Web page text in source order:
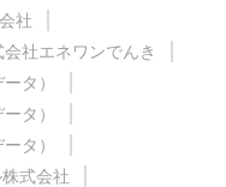
社
会社エネワンでんき
タ）
タ）
タ）
式会社